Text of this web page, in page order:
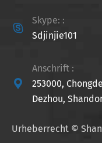

Skype: :
Sdjinjie101

Anschrift :
253000,
Dezhou,
Urheberrecht ©